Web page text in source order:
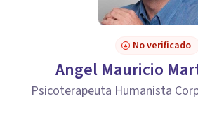
No verificado
Angel Mauricio
Psicoterapeuta Humanista